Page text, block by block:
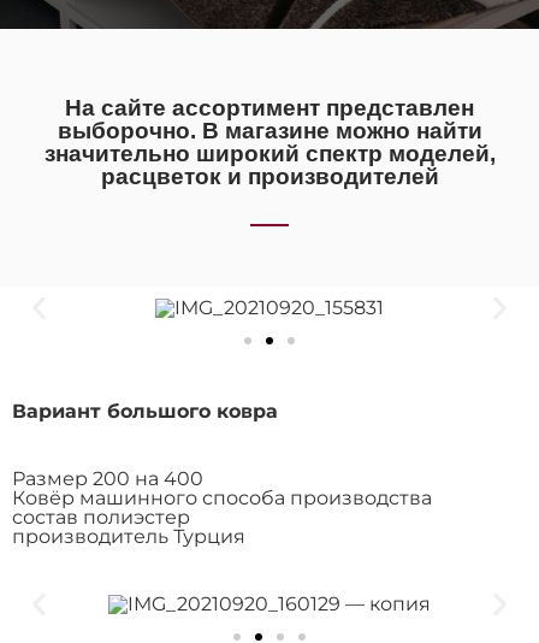
На сайте ассортимент представлен
выборочно. В магазине можно найти
значительно широкий спектр моделей,
расцветок и производителей
Вариант большого ковра
Размер 200 на 400
Ковёр машинного способа производства
состав полиэстер
производитель Турция